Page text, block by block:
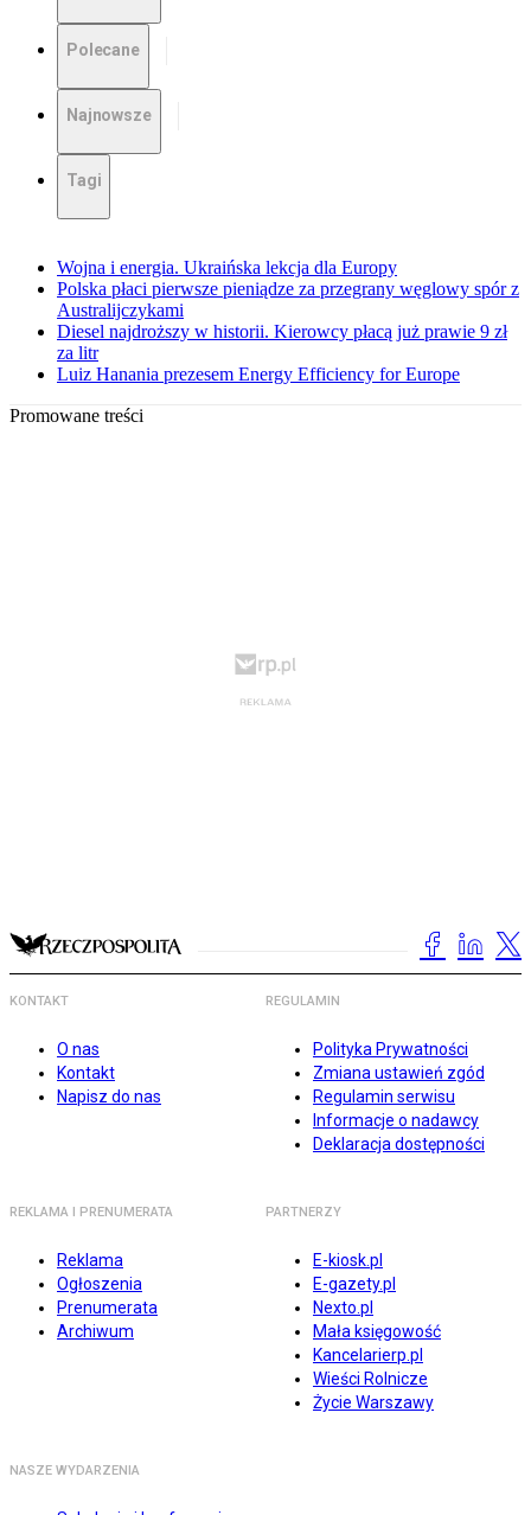
Polecane
Najnowsze
Tagi
Wojna i energia. Ukraińska lekcja dla Europy
Polska płaci pierwsze pieniądze za przegrany węglowy spór z
Australijczykami
Diesel najdroższy w historii. Kierowcy płacą już prawie 9 zł
za litr
Luiz Hanania prezesem Energy Efficiency for Europe
Promowane treści
KONTAKT
O nas
Kontakt
Napisz do nas
REGULAMIN
Polityka Prywatności
Zmiana ustawień zgód
Regulamin serwisu
Informacje o nadawcy
Deklaracja dostępności
REKLAMA I PRENUMERATA
Reklama
Ogłoszenia
Prenumerata
Archiwum
PARTNERZY
E-kiosk.pl
E-gazety.pl
Nexto.pl
Mała księgowość
Kancelarierp.pl
Wieści Rolnicze
Życie Warszawy
NASZE WYDARZENIA